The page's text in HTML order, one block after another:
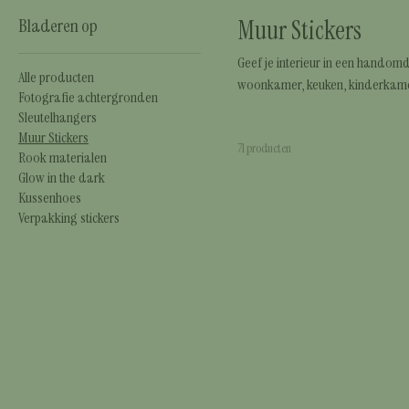
Bladeren op
Alle producten
Fotografie achtergronden
Sleutelhangers
Muur Stickers
Rook materialen
Glow in the dark
Kussenhoes
Verpakking stickers
Muur Stickers
Geef je interieur in een handomdraai
woonkamer, keuken,
verwijderen en zorgen direct
71 producten